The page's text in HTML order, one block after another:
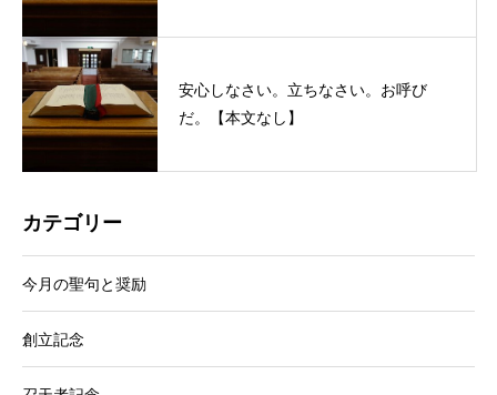
安心しなさい。立ちなさい。お呼び
だ。【本文なし】
カテゴリー
今月の聖句と奨励
創立記念